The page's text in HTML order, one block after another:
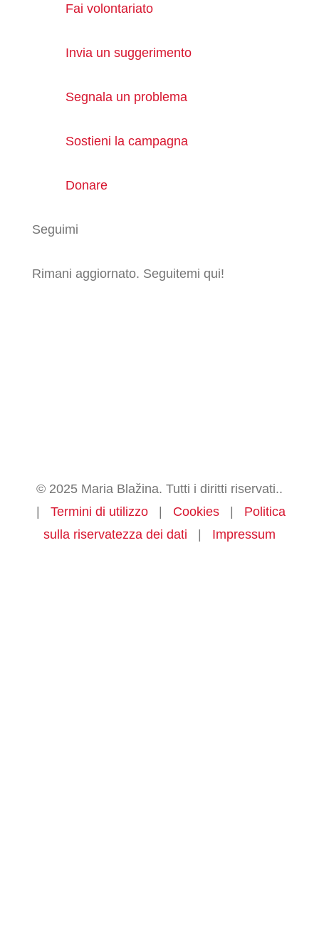
Fai volontariato
Invia un suggerimento
Segnala un problema
Sostieni la campagna
Donare
Seguimi
Rimani aggiornato. Seguitemi qui!
© 2025 Maria Blažina. Tutti i diritti riservati..
|Termini di utilizzo | Cookies | Politica
sulla riservatezza dei dati | Impressum